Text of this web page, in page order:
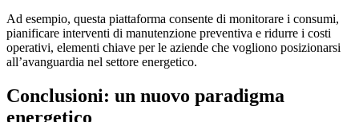
Ad esempio, questa piattaforma consente di monitorare i consumi,
pianificare interventi di manutenzione preventiva e ridurre i costi
operativi, elementi chiave per le aziende che vogliono posizionarsi
all’avanguardia nel settore energetico.
Conclusioni: un nuovo paradigma
energetico